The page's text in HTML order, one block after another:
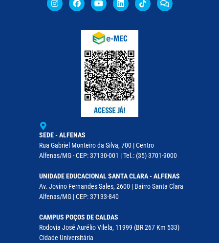
SEDE - ALFENAS
Rua Gabriel Monteiro da Silva, 700 | Centro
Alfenas/MG - CEP: 37130-001 | Tel.: (35) 3701-9000
UNIDADE EDUCACIONAL SANTA CLARA - ALFENAS
Av. Jovino Fernandes Sales, 2600 | Bairro Santa Clara
Alfenas/MG | CEP: 37133-840
CAMPUS POÇOS DE CALDAS
Rodovia José Aurélio Vilela, 11999 (BR 267 Km 533)
Cidade Universitária